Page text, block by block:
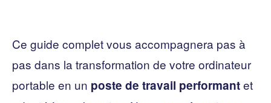
Ce guide complet vous accompagnera pas à
pas dans la transformation de votre ordinateur
portable en un poste de travail performantet